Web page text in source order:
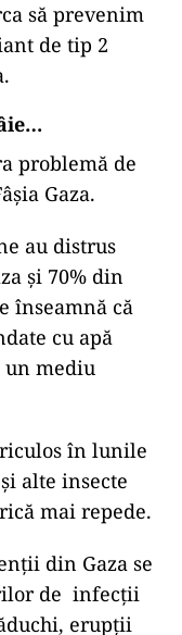
să prevenim
de tip 2
problemă de
Gaza.
au distrus
și 70% din
înseamnă că
cu apă
un mediu
în lunile
alte insecte
mai repede.
din Gaza se
de infecții
erupții